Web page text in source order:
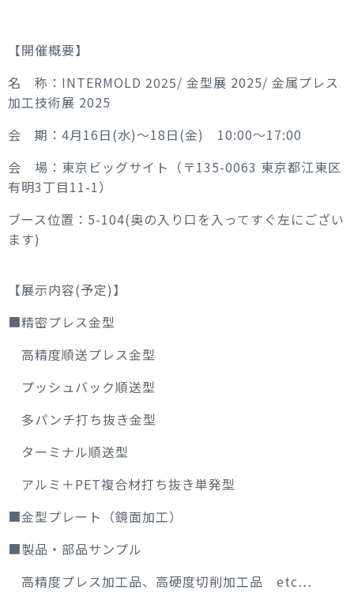
【開催概要】
名 称：INTERMOLD 2025/ 金型展 2025/ 金属プレス
加工技術展 2025
会 期：4月16日(水)～18日(金) 10:00～17:00
会 場：東京ビッグサイト（〒135-0063 東京都江東区
有明3丁目11-1）
ブース位置：5-104(奥の入り口を入ってすぐ左にござい
ます)
【展示内容(予定)】
■精密プレス金型
高精度順送プレス金型
プッシュバック順送型
多パンチ打ち抜き金型
ターミナル順送型
アルミ＋PET複合材打ち抜き単発型
■金型プレート（鏡面加工）
■製品・部品サンプル
高精度プレス加工品、高硬度切削加工品 etc…